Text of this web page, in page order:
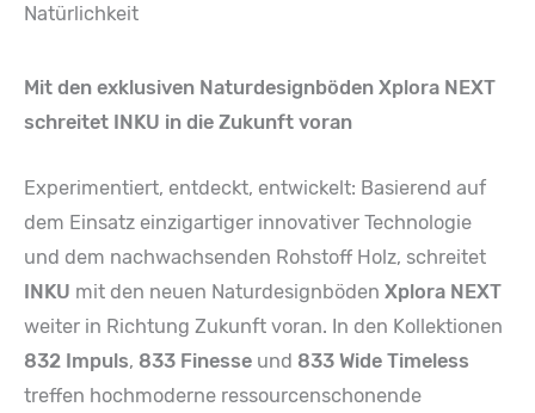
Natürlichkeit
Mit den exklusiven Naturdesignböden Xplora NEXT
schreitet INKU in die Zukunft voran
Experimentiert, entdeckt, entwickelt: Basierend auf
dem Einsatz einzigartiger innovativer Technologie
und dem nachwachsenden Rohstoff Holz, schreitet
INKU mit den neuen Naturdesignböden Xplora NEXT
weiter in Richtung Zukunft voran. In den Kollektionen
832 Impuls, 833 Finesse und 833 Wide Timeless
treffen hochmoderne ressourcenschonende